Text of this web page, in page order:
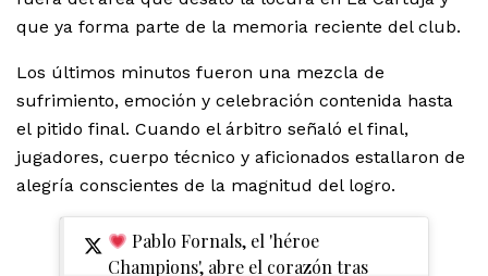
que ya forma parte de la memoria reciente del club.
Los últimos minutos fueron una mezcla de
sufrimiento, emoción y celebración contenida hasta
el pitido final. Cuando el árbitro señaló el final,
jugadores, cuerpo técnico y aficionados estallaron de
alegría conscientes de la magnitud del logro.
Pablo Fornals, el 'héroe
Champions', abre el corazón tras